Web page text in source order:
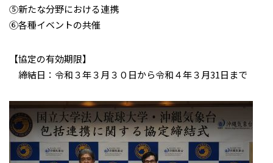
⑤新たな分野における連携
⑥各種イベントの共催
【協定の有効期限】
締結日：令和３年３月３０日から令和４年３月31日まで